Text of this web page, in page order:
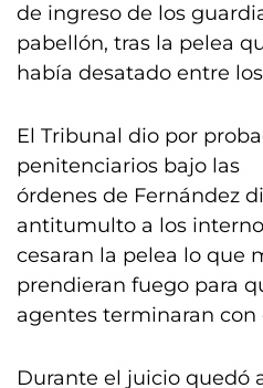
de ingreso de los
pabellón, tras la pelea
había desatado entre
El Tribunal dio por
penitenciarios bajo las
órdenes de Fernández
antitumulto a los
cesaran la pelea lo que
prendieran fuego para
agentes terminaran con
Durante el juicio quedó